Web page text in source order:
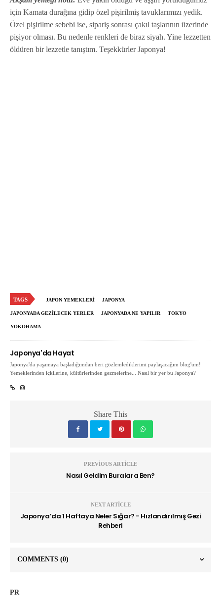
için Kamata durağına gidip özel pişirilmiş tavuklarımızı yedik.
Özel pişirilme sebebi ise, sipariş sonrası çakıl taşlarının üzerinde
pişiyor olması. Bu nedenle renkleri de biraz siyah. Yine lezzetten
öldüren bir lezzetle tanıştım. Teşekkürler Japonya!
TAGS JAPON YEMEKLERI JAPONYA
JAPONYADA GEZILECEK YERLER JAPONYADA NE YAPILIR TOKYO
YOKOHAMA
Japonya'da Hayat
Japonya'da yaşamaya başladığımdan beri gözlemlediklerimi paylaşacağım blog'um!
Yemeklerinden içkilerine, kültürlerinden gezmelerine... Nasıl bir yer bu Japonya?
Share This
PREVIOUS ARTICLE
Nasıl Geldim Buralara Ben?
NEXT ARTICLE
Japonya’da 1 Haftaya Neler Sığar? - Hızlandırılmış Gezi
Rehberi
COMMENTS (0)
PR